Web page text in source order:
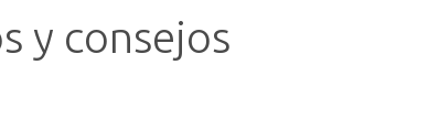
y consejos